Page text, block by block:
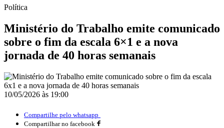
Política
Ministério do Trabalho emite comunicado
sobre o fim da escala 6×1 e a nova
jornada de 40 horas semanais
10/05/2026 às 19:00
Compartilhe pelo whatsapp
Compartilhar no facebook